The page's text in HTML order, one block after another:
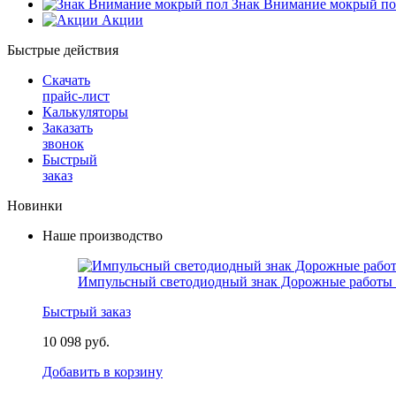
Знак Внимание мокрый
Акции
Быстрые действия
Скачать
прайс-лист
Калькуляторы
Заказать
звонок
Быстрый
заказ
Новинки
Наше производство
Импульсный светодиодный знак Дорожные работы
Быстрый заказ
10 098 руб.
Добавить в корзину